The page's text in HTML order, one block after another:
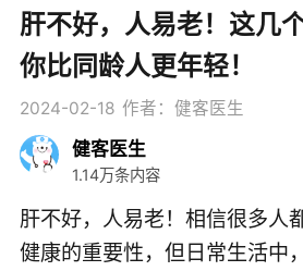
肝不好，人易老！这几
你比同龄人更年轻！
2024-02-18 作者：健客医生
健客医生
1.14万条内容
肝不好，人易老！相信很多人
健康的重要性，但日常生活中